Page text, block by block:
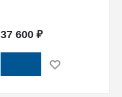
37 600 ₽